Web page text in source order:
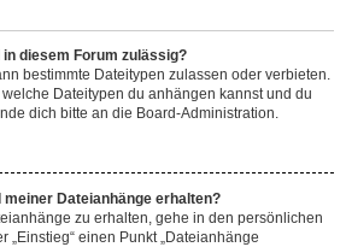
diesem Forum zulässig?
bestimmte Dateitypen zulassen oder verbieten.
Dateitypen du anhängen kannst und du
dich bitte an die Board-Administration.
Dateianhänge erhalten?
zu erhalten, gehe in den persönlichen
„Einstieg“ einen Punkt „Dateianhänge